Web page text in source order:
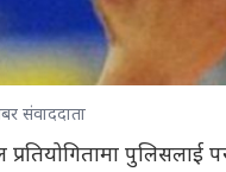
संवाददाता
प्रतियोगितामा